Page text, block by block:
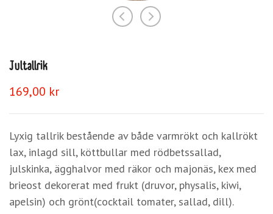
Jultallrik
169,00 kr
Lyxig tallrik bestående av både varmrökt och kallrökt
lax, inlagd sill, köttbullar med rödbetssallad,
julskinka, ägghalvor med räkor och majonäs, kex med
brieost dekorerat med frukt (druvor, physalis, kiwi,
apelsin) och grönt(cocktail tomater, sallad, dill).